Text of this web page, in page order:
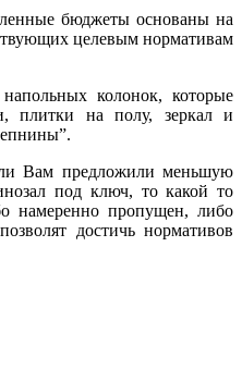
бюджеты основаны на
целевым нормативам
колонок, которые
плитки на полу, зеркал и
Вам предложили меньшую
под ключ, то какой то
намеренно пропущен, либо
достичь нормативов